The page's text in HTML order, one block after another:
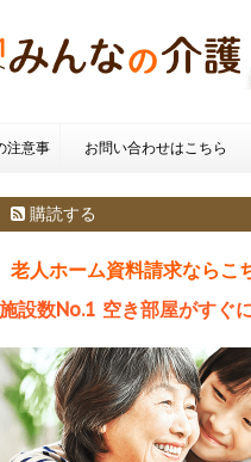
注意事
とお金
お問い合わせはこちら
購読する
老人ホーム資料請求ならこ
施設数No.1 空き部屋がすぐ